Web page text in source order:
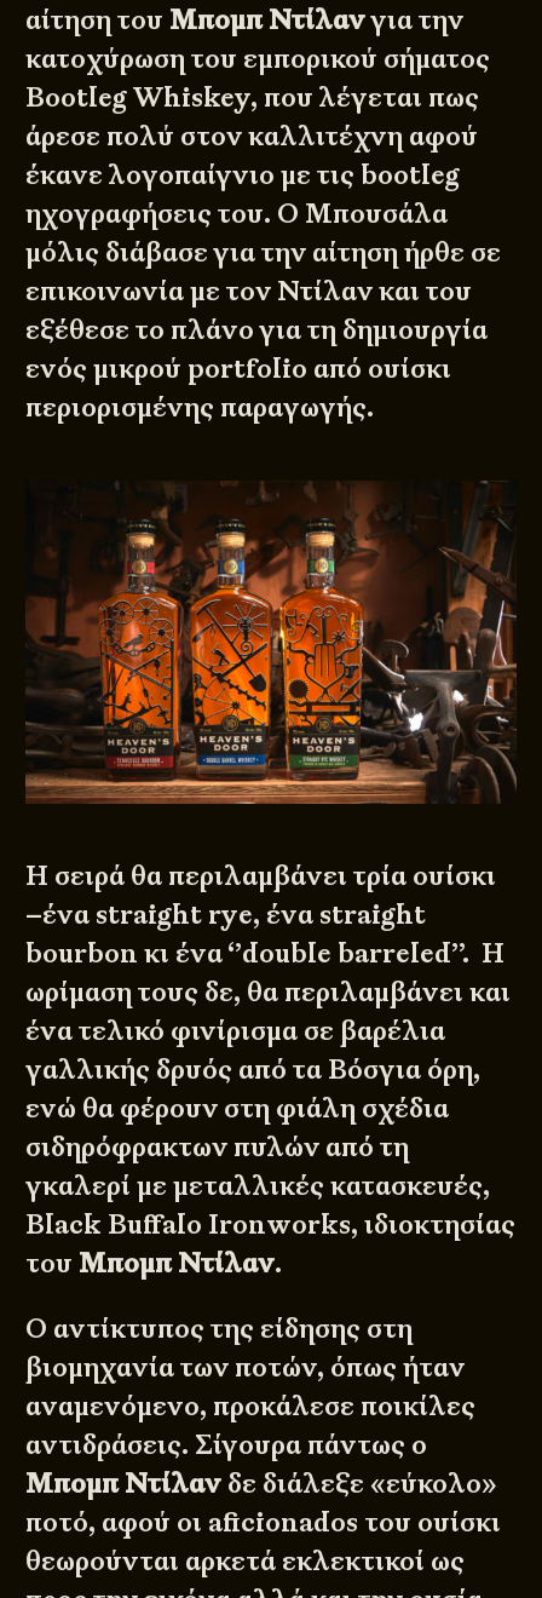
αίτηση του Μπομπ Ντίλανγια την
κατοχύρωση του εμπορικού σήματος
Bootleg Whiskey, που λέγεται πως
άρεσε πολύ στον καλλιτέχνη αφού
έκανε λογοπαίγνιο με τις bootleg
ηχογραφήσεις του. Ο Μπουσάλα
μόλις διάβασε για την αίτηση ήρθε σε
επικοινωνία με τον Ντίλαν και του
εξέθεσε το πλάνο για τη δημιουργία
ενός μικρού portfolio από ουίσκι
περιορισμένης παραγωγής.
Η σειρά θα περιλαμβάνει τρία ουίσκι
–ένα straight rye, ένα straight
bourbon κι ένα ‘’double barreled’’. Η
ωρίμαση τους δε, θα περιλαμβάνει και
ένα τελικό φινίρισμα σε βαρέλια
γαλλικής δρυός από τα Βόσγια όρη,
ενώ θα φέρουν στη φιάλη σχέδια
σιδηρόφρακτων πυλών από τη
γκαλερί με μεταλλικές κατασκευές,
Black Buffalo Ironworks, ιδιοκτησίας
του Μπομπ Ντίλαν.
Ο αντίκτυπος της είδησης στη
βιομηχανία των ποτών, όπως ήταν
αναμενόμενο, προκάλεσε ποικίλες
αντιδράσεις. Σίγουρα πάντως ο
Μπομπ Ντίλαν δε διάλεξε «εύκολο»
ποτό, αφού οι aficionados του ουίσκι
θεωρούνται αρκετά εκλεκτικοί ως